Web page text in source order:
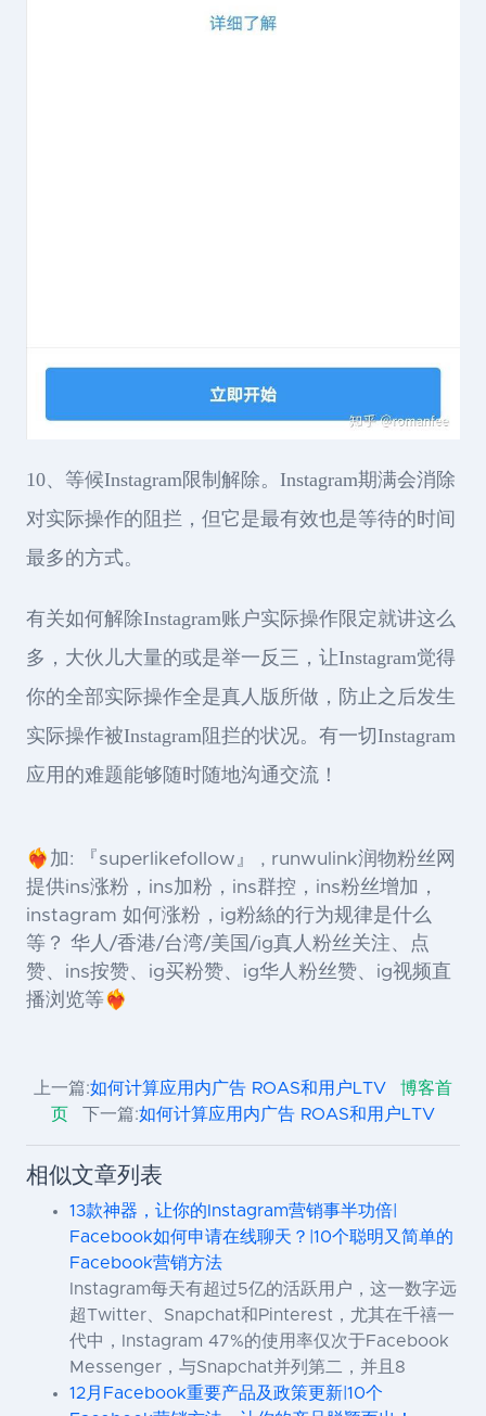
10、等候Instagram限制解除。Instagram期满会消除
对实际操作的阻拦，但它是最有效也是等待的时间
最多的方式。
有关如何解除Instagram账户实际操作限定就讲这么
多，大伙儿大量的或是举一反三，让Instagram觉得
你的全部实际操作全是真人版所做，防止之后发生
实际操作被Instagram阻拦的状况。有一切Instagram
应用的难题能够随时随地沟通交流！
❤️‍🔥加: 『superlikefollow』 , runwulink润物粉丝网
提供ins涨粉，ins加粉，ins群控，ins粉丝增加，
instagram 如何涨粉，ig粉絲的行为规律是什么
等？ 华人/香港/台湾/美国/ig真人粉丝关注、点
赞、ins按赞、ig买粉赞、ig华人粉丝赞、ig视频直
播浏览等❤️‍🔥
上一篇:如何计算应用内广告 ROAS和用户LTV
博客首
页
下一篇:如何计算应用内广告 ROAS和用户LTV
相似文章列表
13款神器，让你的Instagram营销事半功倍|
Facebook如何申请在线聊天？|10个聪明又简单的
Facebook营销方法
Instagram每天有超过5亿的活跃用户，这一数字远
超Twitter、Snapchat和Pinterest，尤其在千禧一
代中，Instagram 47%的使用率仅次于Facebook
Messenger，与Snapchat并列第二，并且8
12月Facebook重要产品及政策更新|10个